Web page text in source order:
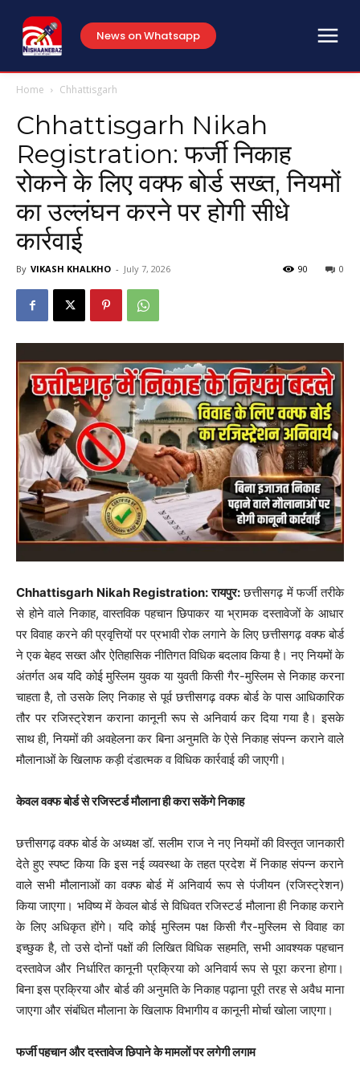
News on Whatsapp
Home Chhattisgarh
Chhattisgarh Nikah
Registration: फर्जी निकाह
रोकने के लिए वक्फ बोर्ड सख्त, नियमों
का उल्लंघन करने पर होगी सीधे
कार्रवाई
By VIKASH KHALKHO - July 7, 2026 0
90
Chhattisgarh Nikah Registration: रायपुर:छत्तीसगढ़ में फर्जी तरीके
से होने वाले निकाह, वास्तविक पहचान छिपाकर या भ्रामक दस्तावेजों के आधार
पर विवाह करने की प्रवृत्तियों पर प्रभावी रोक लगाने के लिए छत्तीसगढ़ वक्फ बोर्ड
ने एक बेहद सख्त और ऐतिहासिक नीतिगत विधिक बदलाव किया है। नए नियमों के
अंतर्गत अब यदि कोई मुस्लिम युवक या युवती किसी गैर-मुस्लिम से निकाह करना
चाहता है, तो उसके लिए निकाह से पूर्व छत्तीसगढ़ वक्फ बोर्ड के पास आधिकारिक
तौर पर रजिस्ट्रेशन कराना कानूनी रूप से अनिवार्य कर दिया गया है। इसके
साथ ही, नियमों की अवहेलना कर बिना अनुमति के ऐसे निकाह संपन्न कराने वाले
मौलानाओं के खिलाफ कड़ी दंडात्मक व विधिक कार्रवाई की जाएगी।
केवल वक्फ बोर्ड से रजिस्टर्ड मौलाना ही करा सकेंगे निकाह
छत्तीसगढ़ वक्फ बोर्ड के अध्यक्ष डॉ. सलीम राज ने नए नियमों की विस्तृत जानकारी
देते हुए स्पष्ट किया कि इस नई व्यवस्था के तहत प्रदेश में निकाह संपन्न कराने
वाले सभी मौलानाओं का वक्फ बोर्ड में अनिवार्य रूप से पंजीयन (रजिस्ट्रेशन)
किया जाएगा। भविष्य में केवल बोर्ड से विधिवत रजिस्टर्ड मौलाना ही निकाह कराने
के लिए अधिकृत होंगे। यदि कोई मुस्लिम पक्ष किसी गैर-मुस्लिम से विवाह का
इच्छुक है, तो उसे दोनों पक्षों की लिखित विधिक सहमति, सभी आवश्यक पहचान
दस्तावेज और निर्धारित कानूनी प्रक्रिया को अनिवार्य रूप से पूरा करना होगा।
बिना इस प्रक्रिया और बोर्ड की अनुमति के निकाह पढ़ाना पूरी तरह से अवैध माना
जाएगा और संबंधित मौलाना के खिलाफ विभागीय व कानूनी मोर्चा खोला जाएगा।
फर्जी पहचान और दस्तावेज छिपाने के मामलों पर लगेगी लगाम